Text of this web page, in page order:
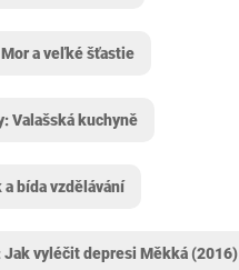
a veľké šťastie
Valašská kuchyně
bída vzdělávání
Jak vyléčit depresi Měkká (2016)